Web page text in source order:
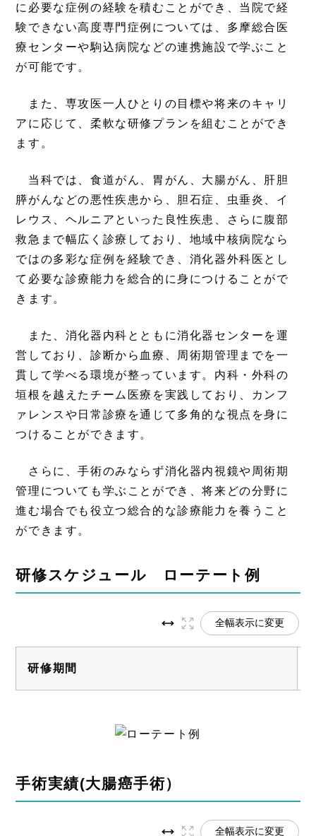
に必要な症例の経験を積むことができ、当院で経
験できない高度専門症例については、多摩総合医
療センターや駒込病院などの連携施設で学ぶこと
が可能です。
また、専攻医一人ひとりの目標や将来のキャリ
アに応じて、柔軟な研修プランを組むことができ
ます。
当科では、食道がん、胃がん、大腸がん、肝胆
膵がんなどの悪性疾患から、胆石症、虫垂炎、イ
レウス、ヘルニアといった良性疾患、さらに腹部
救急まで幅広く診療しており、地域中核病院なら
ではの多彩な症例を経験でき、消化器外科医とし
て必要な診療能力を総合的に身につけることがで
きます。
また、消化器内科とともに消化器センターを運
営しており、診断から血療、周術期管理までを一
貫して学べる環境が整っています。内科・外科の
垣根を越えたチーム医療を実践しており、カンフ
ァレンスや日常診療を通じて多角的な視点を身に
つけることができます。
さらに、手術のみならず消化器内視鏡や周術期
管理についても学ぶことができ、将来どの分野に
進む場合でも役立つ総合的な診療能力を養うこと
ができます。
研修スケジュール ローテート例
全幅表示に変更
研修期間​
手術実績(大腸癌手術）
全幅表示に変更